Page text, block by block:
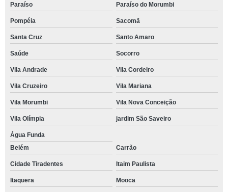
Paraíso Paraíso do Morumbi
Pompéia Sacomã
Santa Cruz Santo Amaro
Saúde Socorro
Vila Andrade Vila Cordeiro
Vila Cruzeiro Vila Mariana
Vila Morumbi Vila Nova Conceição
Vila Olímpia jardim São Saveiro
Água Funda
Belém
Carrão
Cidade Tiradentes Itaim Paulista
Itaquera Mooca